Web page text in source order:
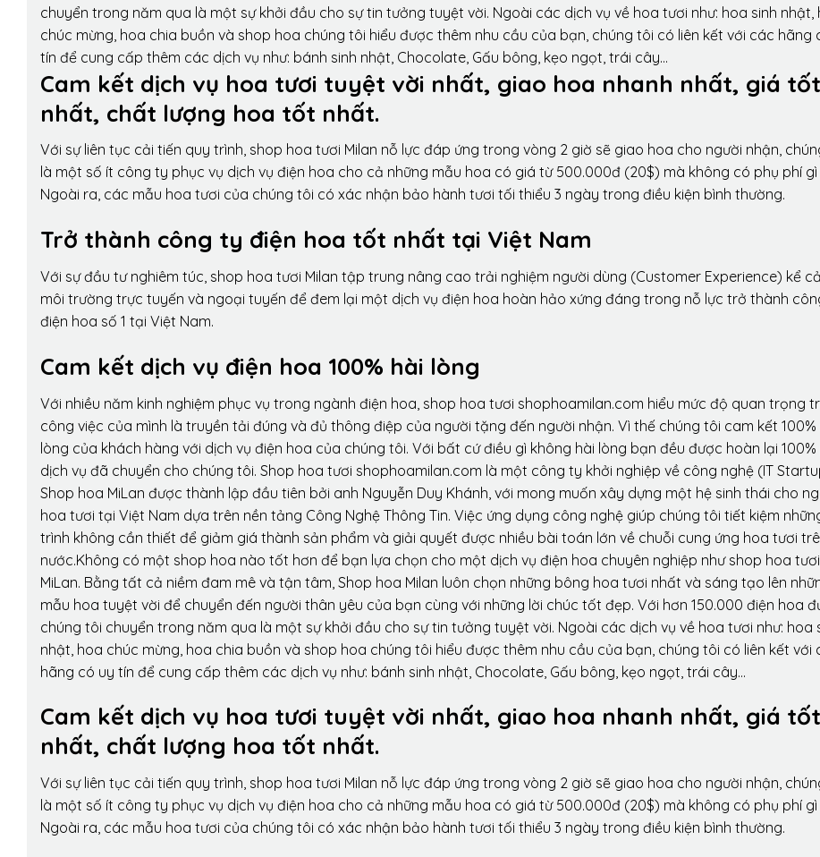
chuyển trong năm qua là một sự khởi đầu cho sự tin tưởng tuyệt vời. Ngoài các dịch vụ về hoa tươi như: hoa sinh nhật,
chúc mừng, hoa chia buồn và shop hoa chúng tôi hiểu được thêm nhu cầu của bạn, chúng tôi có liên kết với các hãng
tín để cung cấp thêm các dịch vụ như: bánh sinh nhật, Chocolate, Gấu bông, kẹo ngọt, trái cây…
Cam kết dịch vụ hoa tươi tuyệt vời nhất, giao hoa nhanh nhất, giá tốt
nhất, chất lượng hoa tốt nhất.
Với sự liên tục cải tiến quy trình, shop hoa tươi Milan nỗ lực đáp ứng trong vòng 2 giờ sẽ giao hoa cho người nhận,
là một số ít công ty phục vụ dịch vụ điện hoa cho cả những mẫu hoa có giá từ 500.000đ (20$) mà không có phụ phí gì
Ngoài ra, các mẫu hoa tươi của chúng tôi có xác nhận bảo hành tươi tối thiểu 3 ngày trong điều kiện bình thường.
Trở thành công ty điện hoa tốt nhất tại Việt Nam
Với sự đầu tư nghiêm túc, shop hoa tươi Milan tập trung nâng cao trải nghiệm người dùng (Customer Experience) kể
môi trường trực tuyến và ngoại tuyến để đem lại một dịch vụ điện hoa hoàn hảo xứng đáng trong nỗ lực trở thành
điện hoa số 1 tại Việt Nam.
Cam kết dịch vụ điện hoa 100% hài lòng
Với nhiều năm kinh nghiệm phục vụ trong ngành điện hoa, shop hoa tươi shophoamilan.com hiểu mức độ quan trọng
công việc của mình là truyền tải đúng và đủ thông điệp của người tặng đến người nhận. Vì thế chúng tôi cam kết 100%
lòng của khách hàng với dịch vụ điện hoa của chúng tôi. Với bất cứ điều gì không hài lòng bạn đều được hoàn lại 100%
dịch vụ đã chuyển cho chúng tôi. Shop hoa tươi shophoamilan.com là một công ty khởi nghiệp về công nghệ (IT
Shop hoa MiLan được thành lập đầu tiên bởi anh Nguyễn Duy Khánh, với mong muốn xây dựng một hệ sinh thái cho
hoa tươi tại Việt Nam dựa trên nền tảng Công Nghệ Thông Tin. Việc ứng dụng công nghệ giúp chúng tôi tiết kiệm
trình không cần thiết để giảm giá thành sản phẩm và giải quyết được nhiều bài toán lớn về chuỗi cung ứng hoa tươi
nước.Không có một shop hoa nào tốt hơn để bạn lựa chọn cho một dịch vụ điện hoa chuyên nghiệp như shop hoa tươi
MiLan. Bằng tất cả niềm đam mê và tận tâm, Shop hoa Milan luôn chọn những bông hoa tươi nhất và sáng tạo lên
mẫu hoa tuyệt vời để chuyển đến người thân yêu của bạn cùng với những lời chúc tốt đẹp. Với hơn 150.000 điện hoa
chúng tôi chuyển trong năm qua là một sự khởi đầu cho sự tin tưởng tuyệt vời. Ngoài các dịch vụ về hoa tươi như: hoa
nhật, hoa chúc mừng, hoa chia buồn và shop hoa chúng tôi hiểu được thêm nhu cầu của bạn, chúng tôi có liên kết với
hãng có uy tín để cung cấp thêm các dịch vụ như: bánh sinh nhật, Chocolate, Gấu bông, kẹo ngọt, trái cây…
Cam kết dịch vụ hoa tươi tuyệt vời nhất, giao hoa nhanh nhất, giá tốt
nhất, chất lượng hoa tốt nhất.
Với sự liên tục cải tiến quy trình, shop hoa tươi Milan nỗ lực đáp ứng trong vòng 2 giờ sẽ giao hoa cho người nhận,
là một số ít công ty phục vụ dịch vụ điện hoa cho cả những mẫu hoa có giá từ 500.000đ (20$) mà không có phụ phí gì
Ngoài ra, các mẫu hoa tươi của chúng tôi có xác nhận bảo hành tươi tối thiểu 3 ngày trong điều kiện bình thường.